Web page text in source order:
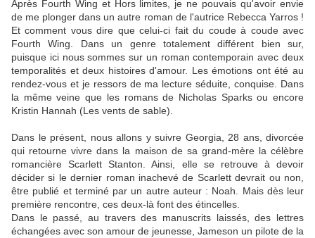
Après Fourth Wing et Hors limites, je ne pouvais qu'avoir envie
de me plonger dans un autre roman de l'autrice Rebecca Yarros !
Et comment vous dire que celui-ci fait du coude à coude avec
Fourth Wing. Dans un genre totalement différent bien sur,
puisque ici nous sommes sur un roman contemporain avec deux
temporalités et deux histoires d'amour. Les émotions ont été au
rendez-vous et je ressors de ma lecture séduite, conquise. Dans
la même veine que les romans de Nicholas Sparks ou encore
Kristin Hannah (Les vents de sable).
Dans le présent, nous allons y suivre Georgia, 28 ans, divorcée
qui retourne vivre dans la maison de sa grand-mère la célèbre
romancière Scarlett Stanton. Ainsi, elle se retrouve à devoir
décider si le dernier roman inachevé de Scarlett devrait ou non,
être publié et terminé par un autre auteur : Noah. Mais dès leur
première rencontre, ces deux-là font des étincelles.
Dans le passé, au travers des manuscrits laissés, des lettres
échangées avec son amour de jeunesse, Jameson un pilote de la